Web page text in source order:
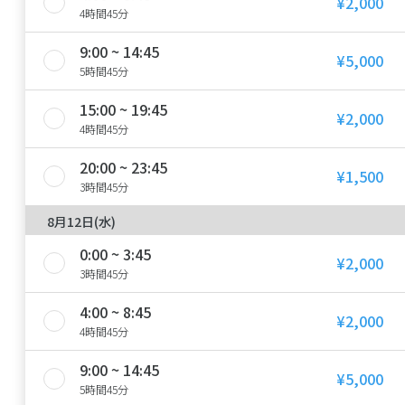
4時間45分
9:00 ~ 14:45
5時間45分 ¥5,000
15:00 ~ 19:45
4時間45分 ¥2,000
20:00 ~ 23:45
3時間45分 ¥1,500
8月12日(水)
0:00 ~ 3:45
3時間45分 ¥2,000
4:00 ~ 8:45
4時間45分 ¥2,000
9:00 ~ 14:45
5時間45分 ¥5,000